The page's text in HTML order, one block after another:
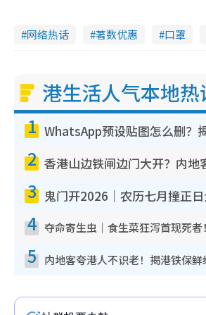
网络热话 著数优惠 口罩
港生活人气本地热
1
2
3
4
5